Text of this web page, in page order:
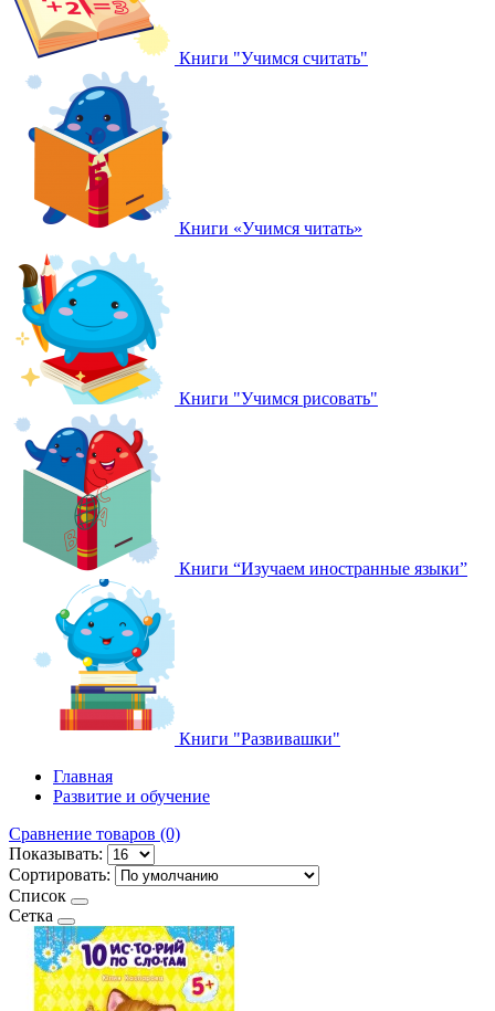
Книги "Учимся считать"
Книги «Учимся читать»
Книги "Учимся рисовать"
Книги “Изучаем иностранные языки”
Книги "Развивашки"
Главная
Развитие и обучение
Сравнение товаров (0)
Показывать:
Сортировать:
Список
Сетка